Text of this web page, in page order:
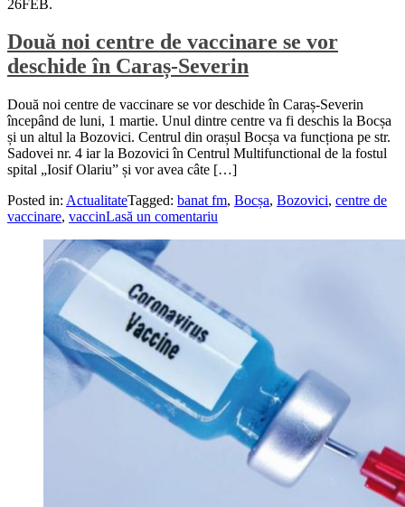
26FEB.
Două noi centre de vaccinare se vor
deschide în Caraș-Severin
Două noi centre de vaccinare se vor deschide în Caraș-Severin
începând de luni, 1 martie. Unul dintre centre va fi deschis la Bocșa
și un altul la Bozovici. Centrul din orașul Bocșa va funcționa pe str.
Sadovei nr. 4 iar la Bozovici în Centrul Multifunctional de la fostul
spital „Iosif Olariu” și vor avea câte […]
Posted in: ActualitateTagged: banat fm, Bocșa, Bozovici, centre de
vaccinare, vaccinLasă un comentariu